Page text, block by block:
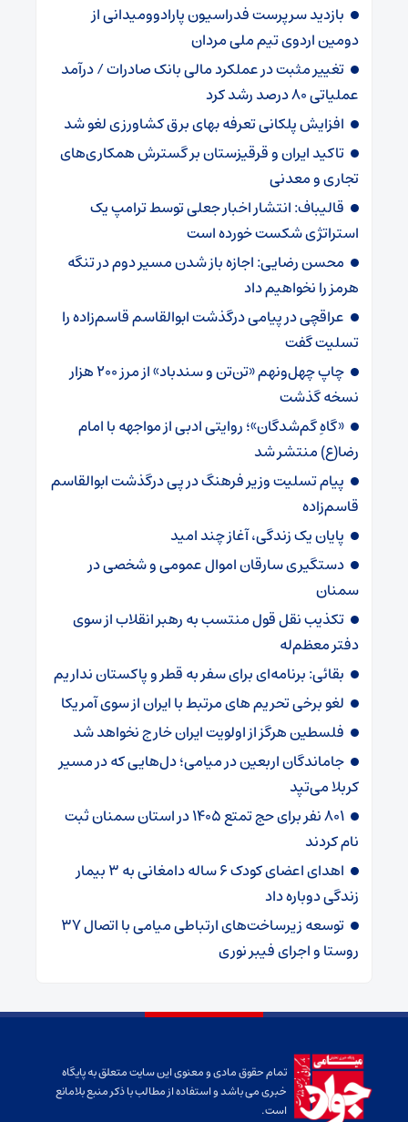
بازدید سرپرست فدراسیون پارادوومیدانی از
دومین اردوی تیم ملی مردان
تغییر مثبت در عملکرد مالی بانک صادرات / درآمد
عملیاتی ۸۰ درصد رشد کرد
افزایش پلکانی تعرفه بهای برق کشاورزی لغو شد
تاکید ایران و قرقیزستان بر گسترش همکاری‌های
تجاری و معدنی
قالیباف: انتشار اخبار جعلی توسط ترامپ یک
استراتژی شکست خورده است
محسن رضایی: اجازه باز شدن مسیر دوم در تنگه
هرمز را نخواهیم داد
عراقچی در پیامی درگذشت ابوالقاسم قاسم‌زاده را
تسلیت گفت
چاپ چهل‌ونهم «تن‌تن و سندباد» از مرز ۲۰۰ هزار
نسخه گذشت
«گاهِ گم‌شدگان»؛ روایتی ادبی از مواجهه با امام
رضا(ع) منتشر شد
پیام تسلیت وزیر فرهنگ در پی درگذشت ابوالقاسم
قاسم‌زاده
پایان یک زندگی، آغاز چند امید
دستگیری سارقان اموال عمومی و شخصی در
سمنان
تکذیب نقل قول منتسب به رهبر انقلاب از سوی
دفتر معظم‌له
بقائی: برنامه‌ای برای سفر به قطر و پاکستان نداریم
لغو برخی تحریم های مرتبط با ایران از سوی آمریکا
فلسطین هرگز از اولویت ایران خارج نخواهد شد
جاماندگان اربعین در میامی؛ دل‌هایی که در مسیر
کربلا می‌تپد
۸۰۱ نفر برای حج تمتع ۱۴۰۵ در استان سمنان ثبت
نام کردند
اهدای اعضای کودک ۶ ساله دامغانی به ۳ بیمار
زندگی دوباره داد
توسعه زیرساخت‌های ارتباطی میامی با اتصال ۳۷
روستا و اجرای فیبر نوری
تمام حقوق مادی و معنوی این سایت متعلق به پایگاه
خبری می باشد و استفاده از مطالب با ذکر منبع بلامانع
است.